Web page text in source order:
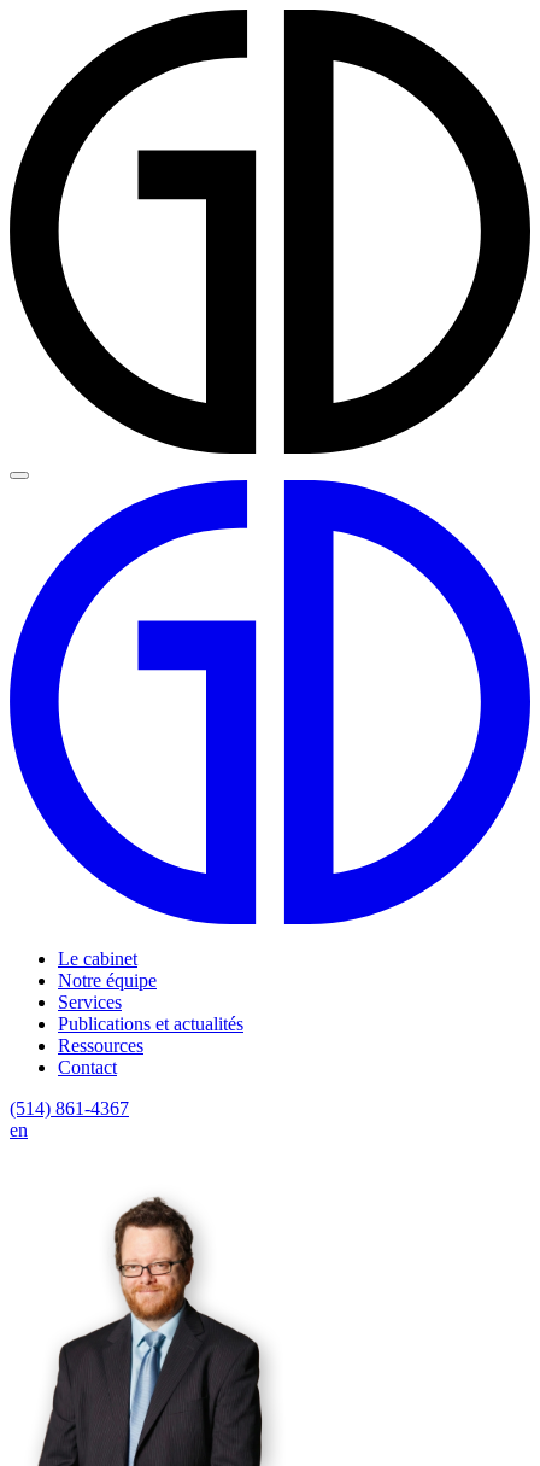
Le cabinet
Notre équipe
Services
Publications et actualités
Ressources
Contact
(514) 861-4367
en